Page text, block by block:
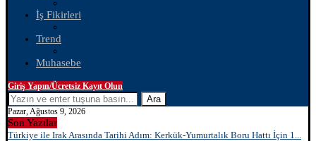
İş Fikirleri
Trend
Muhasebe
Giriş Yapın/Ücretsiz Kayıt Olun
Ara
Pazar, Ağustos 9, 2026
Son Yazılar
Türkiye ile Irak Arasında Tarihi Adım: Kerkük-Yumurtalık Boru Hattı İçin 1...